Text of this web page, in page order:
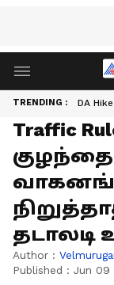
TRENDING : DA
Traffic
தடாலடி
Author :
Published : Jun 09